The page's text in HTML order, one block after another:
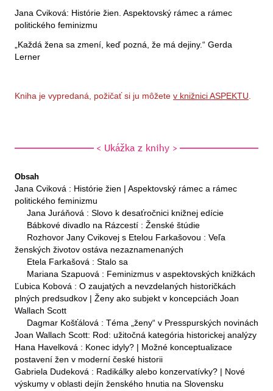
Jana Cviková: Histórie žien. Aspektovský rámec a rámec
politického feminizmu
„Každá žena sa zmení, keď pozná, že má dejiny.“ Gerda
Lerner
Kniha je vypredaná, požičať si ju môžete v knižnici ASPEKTU.
< Ukážka z knihy >
Obsah
Jana Cviková : Histórie žien | Aspektovský rámec a rámec
politického feminizmu
Jana Juráňová : Slovo k desaťročnici knižnej edície
Bábkové divadlo na Rázcestí : Ženské štúdie
Rozhovor Jany Cvikovej s Etelou Farkašovou : Veľa
ženských životov ostáva nezaznamenaných
Etela Farkašová : Stalo sa
Mariana Szapuová : Feminizmus v aspektovských knižkách
Ľubica Kobová : O zaujatých a nevzdelaných historičkách
plných predsudkov | Ženy ako subjekt v koncepciách Joan
Wallach Scott
Dagmar Košťálová : Téma „ženy“ v Presspurských novinách
Joan Wallach Scott: Rod: užitočná kategória historickej analýzy
Hana Havelková : Konec idyly? | Možné konceptualizace
postavení žen v moderní české historii
Gabriela Dudeková : Radikálky alebo konzervatívky? | Nové
výskumy v oblasti dejín ženského hnutia na Slovensku